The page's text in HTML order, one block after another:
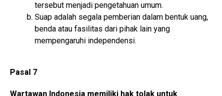
tersebut menjadi pengetahuan umum.
Suap adalah segala pemberian dalam bentuk uang,
benda atau fasilitas dari pihak lain yang
mempengaruhi independensi.
Pasal 7
Wartawan Indonesia memiliki hak tolak untuk